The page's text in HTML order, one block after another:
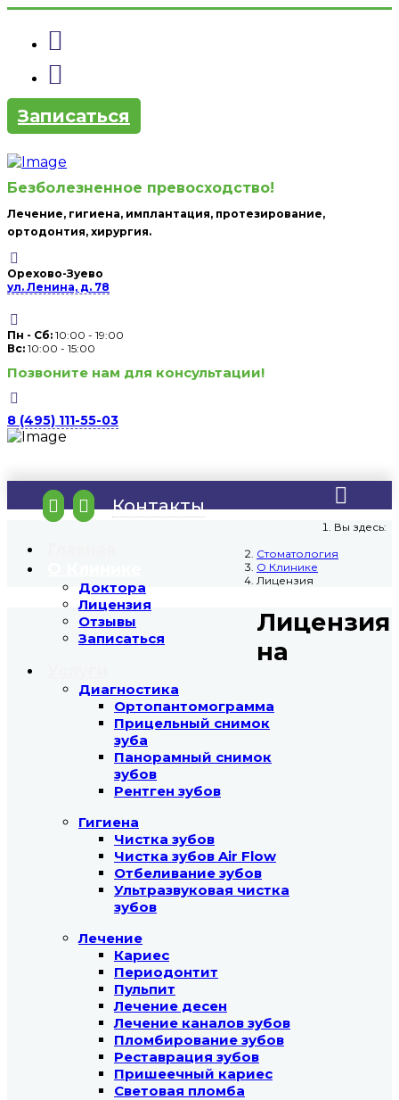
Записаться
Безболезненное превосходство!
Лечение, гигиена, имплантация, протезирование,
ортодонтия, хирургия.
Орехово-Зуево
ул. Ленина, д. 78
Пн - Сб: 10:00 - 19:00
Вc: 10:00 - 15:00
Позвоните нам для консультации!
8 (495) 111-55-03
Контакты
Доктора
Лицензия
Отзывы
Записаться
Диагностика
Ортопантомограмма
Прицельный снимок
зуба
Панорамный снимок
зубов
Рентген зубов
Гигиена
Чистка зубов
Чистка зубов Air Flow
Отбеливание зубов
Ультразвуковая чистка
зубов
Лечение
Кариес
Периодонтит
Пульпит
Лечение десен
Лечение каналов зубов
Пломбирование зубов
Реставрация зубов
Пришеечный кариес
Световая пломба
Вы здесь:
Стоматология
О Клинике
Лицензия
Лицензия
на